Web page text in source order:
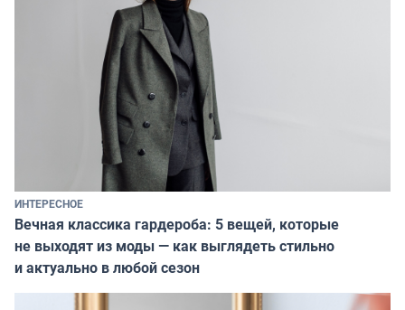
ИНТЕРЕСНОЕ
Вечная классика гардероба: 5 вещей, которые
не выходят из моды — как выглядеть стильно
и актуально в любой сезон